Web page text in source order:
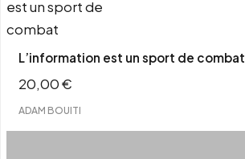
L’information est un sport de combat
20,00€
ADAM BOUITI